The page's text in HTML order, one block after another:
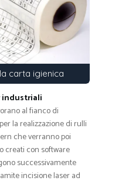
carta igienica
al fianco di
la realizzazione di rulli
che verranno poi
creati con software
successivamente
incisione laser ad